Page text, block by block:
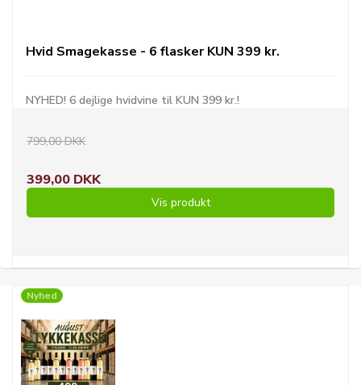
Hvid Smagekasse - 6 flasker KUN 399 kr.
NYHED! 6 dejlige hvidvine til KUN 399 kr.!
799,00 DKK
399,00 DKK
Vis produkt
Nyhed